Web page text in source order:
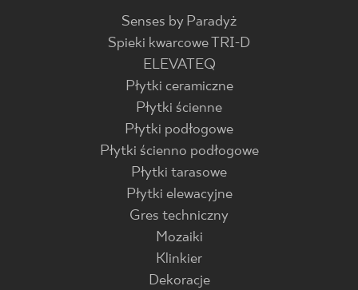
Senses by Paradyż
Spieki kwarcowe TRI-D
ELEVATEQ
Płytki ceramiczne
Płytki ścienne
Płytki podłogowe
Płytki ścienno podłogowe
Płytki tarasowe
Płytki elewacyjne
Gres techniczny
Mozaiki
Klinkier
Dekoracje